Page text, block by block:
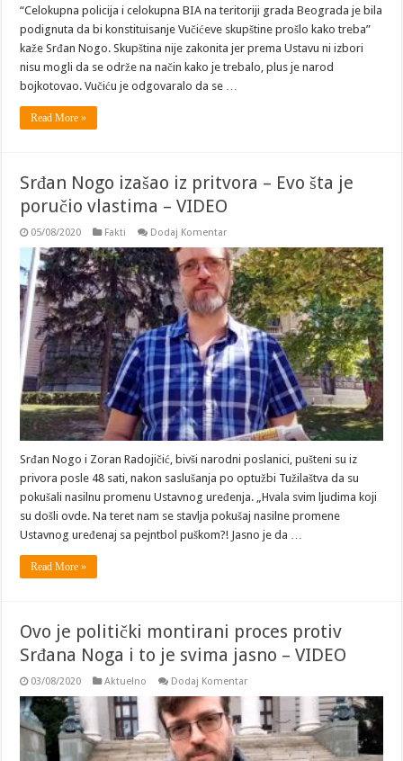
“Celokupna policija i celokupna BIA na teritoriji grada Beograda je bila
podignuta da bi konstituisanje Vučićeve skupštine prošlo kako treba”
kaže Srđan Nogo. Skupština nije zakonita jer prema Ustavu ni izbori
nisu mogli da se održe na način kako je trebalo, plus je narod
bojkotovao. Vučiću je odgovaralo da se …
Read More »
Srđan Nogo izašao iz pritvora – Evo šta je
poručio vlastima – VIDEO
05/08/2020 Fakti Dodaj Komentar
Srđan Nogo i Zoran Radojičić, bivši narodni poslanici, pušteni su iz
privora posle 48 sati, nakon saslušanja po optužbi Tužilaštva da su
pokušali nasilnu promenu Ustavnog uređenja. „Hvala svim ljudima koji
su došli ovde. Na teret nam se stavlja pokušaj nasilne promene
Ustavnog uređenaj sa pejntbol puškom?! Jasno je da …
Read More »
Ovo je politički montirani proces protiv
Srđana Noga i to je svima jasno – VIDEO
03/08/2020 Aktuelno Dodaj Komentar